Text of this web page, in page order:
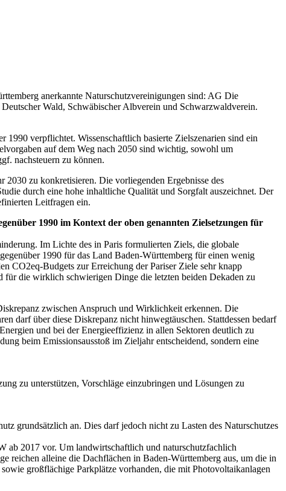
anerkannte Naturschutzvereinigungen sind: AG Die
Wald, Schwäbischer Albverein und Schwarzwaldverein.
1990 verpflichtet. Wissenschaftlich basierte Zielszenarien sind ein
auf dem Weg nach 2050 sind wichtig, sowohl um
nachsteuern zu können.
2030 zu konkretisieren. Die vorliegenden Ergebnisse des
durch eine hohe inhaltliche Qualität und Sorgfalt auszeichnet. Der
Leitfragen ein.
1990 im Kontext der oben genannten Zielsetzungen für
Im Lichte des in Paris formulierten Ziels, die globale
1990 für das Land Baden-Württemberg für einen wenig
CO2eq-Budgets zur Erreichung der Pariser Ziele sehr knapp
für die wirklich schwierigen Dinge die letzten beiden Dekaden zu
zwischen Anspruch und Wirklichkeit erkennen. Die
darf über diese Diskrepanz nicht hinwegtäuschen. Stattdessen bedarf
und bei der Energieeffizienz in allen Sektoren deutlich zu
beim Emissionsausstoß im Zieljahr entscheidend, sondern eine
zu unterstützen, Vorschläge einzubringen und Lösungen zu
grundsätzlich an. Dies darf jedoch nicht zu Lasten des Naturschutzes
ab 2017 vor. Um landwirtschaftlich und naturschutzfachlich
reichen alleine die Dachflächen in Baden-Württemberg aus, um die in
großflächige Parkplätze vorhanden, die mit Photovoltaikanlagen